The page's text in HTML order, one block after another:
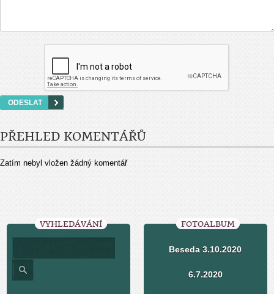
PŘEHLED KOMENTÁŘŮ
Zatím nebyl vložen žádný komentář
VYHLEDÁVÁNÍ FOTOALBUM
Beseda 3.10.2020
6.7.2020